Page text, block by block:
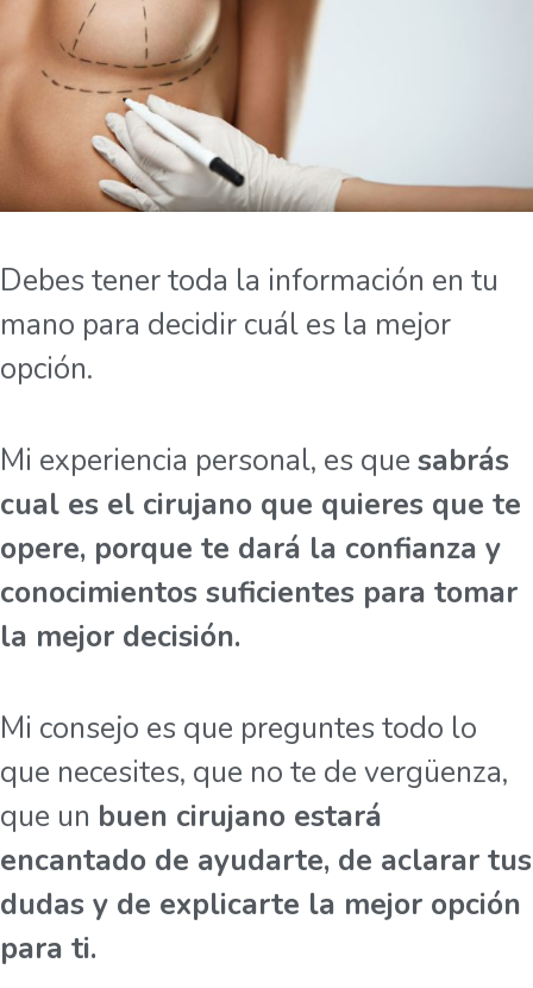
Debes tener toda la información en tu
mano para decidir cuál es la mejor
opción.
Mi experiencia personal, es que sabrás
cual es el cirujano que quieres que te
opere, porque te dará la confianza y
conocimientos suficientes para tomar
la mejor decisión.
Mi consejo es que preguntes todo lo
que necesites, que no te de vergüenza,
que un buen cirujano estará
encantado de ayudarte, de aclarar tus
dudas y de explicarte la mejor opción
para ti.